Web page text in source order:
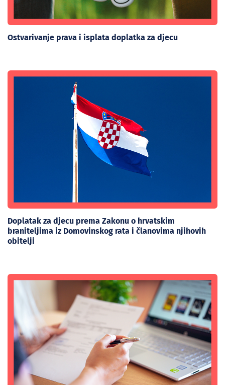
Ostvarivanje prava i isplata doplatka za djecu
Doplatak za djecu prema Zakonu o hrvatskim
braniteljima iz Domovinskog rata i članovima njihovih
obitelji